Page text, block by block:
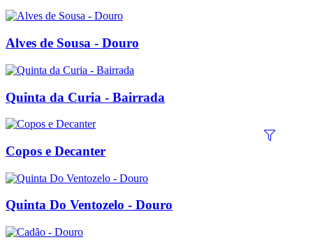
Alves de Sousa - Douro
Quinta da Curia - Bairrada
Copos e Decanter
Quinta Do Ventozelo - Douro